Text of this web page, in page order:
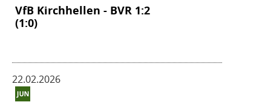
VfB Kirchhellen - BVR 1:2
(1:0)
22.02.2026